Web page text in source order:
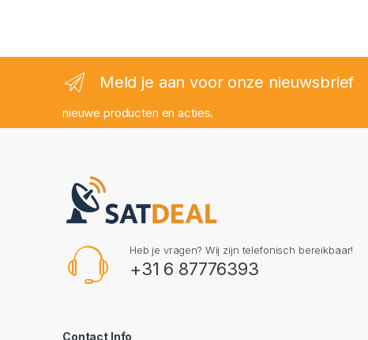
Meld je aan voor onze nieuwsbrief
nieuwe producten en acties.
Heb je vragen? Wij zijn telefonisch bereikbaar!
+31 6 87776393
Contact Info